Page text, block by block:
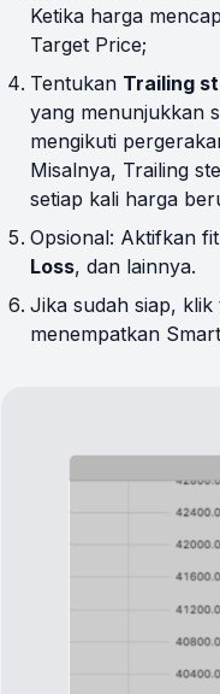
Ketika harga
Target Price;
Tentukan Trailing
yang menunjukkan
mengikuti
Misalnya, Trailing
setiap kali harga
Opsional: Aktifkan
Loss, dan lainnya.
Jika sudah siap, klik
menempatkan